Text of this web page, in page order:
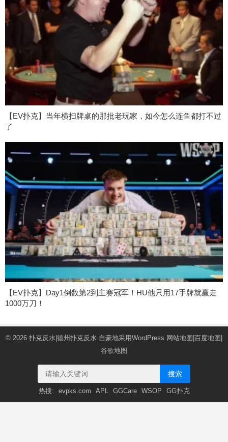
【EV扑克】当年横扫牌桌的那批老玩家，如今怎么连鱼都打不过
了
【EV扑克】Day1倒数第2到主赛冠军！HU他只用17手牌就赢走
1000万刀！
© 2026 扑克反水|德州扑克反水 自豪地采用WordPress 网站地图 百度地图
谷歌地图
搜索
热搜: evpks.com APL GGCare WSOP GG扑克